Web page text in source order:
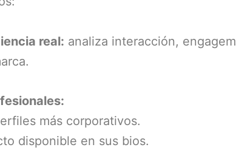
real: analiza interacción,
más corporativos.
disponible en sus bios.